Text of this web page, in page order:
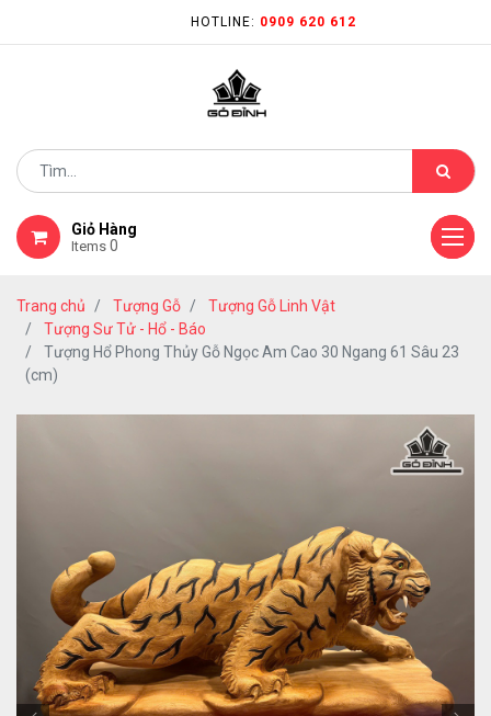
HOTLINE: 0909 620 612
Giỏ Hàng
Items 0
Trang chủ Tượng Gỗ
Tượng Gỗ Linh Vật
Tượng Sư Tử - Hổ - Báo
Tượng Hổ Phong Thủy Gỗ Ngọc Am Cao 30 Ngang 61 Sâu 23
(cm)